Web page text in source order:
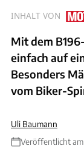
INHALT VON
Mit dem
einfach auf
Besonders
vom Biker-
Uli Baumann
Veröffentlicht am